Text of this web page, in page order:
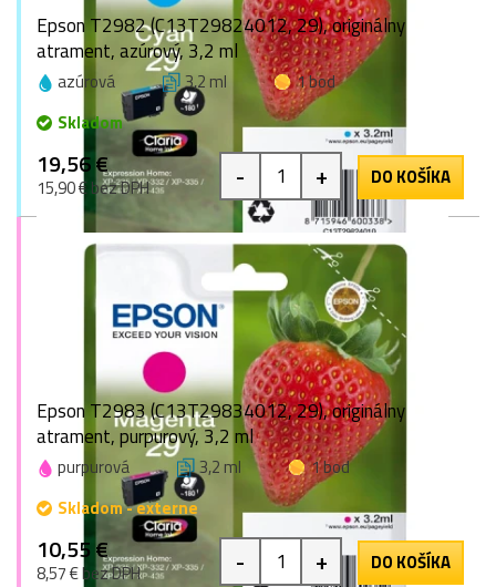
Epson T2982 (C13T29824012, 29), originálny
atrament, azúrový, 3,2 ml
azúrová 3,2 ml
1 bod
Skladom
19,56 €
15,90 € bez DPH - + DO KOŠÍKA
Epson T2983 (C13T29834012, 29), originálny
atrament, purpurový, 3,2 ml
purpurová 3,2 ml
1 bod
Skladom - externe
10,55 €
8,57 € bez DPH - + DO KOŠÍKA